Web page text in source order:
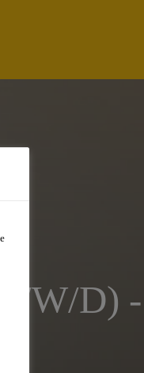
W/D) -